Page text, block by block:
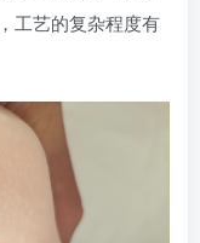
工艺的复杂程度有